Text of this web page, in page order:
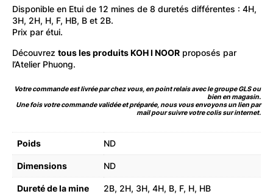
Disponible en Etui de 12 mines de 8 duretés différentes : 4H,
3H, 2H, H, F, HB, B et 2B.
Prix par étui.
Découvrez tous les produits KOH I NOOR proposés par
l’Atelier Phuong.
Votre commande est livrée par chez vous, en point relais avec le groupe GLS ou
bien en magasin.
Une fois votre commande validée et préparée, nous vous envoyons un lien par
mail pour suivre votre colis sur internet.
Poids ND
Dimensions ND
Dureté de la mine 2B, 2H, 3H, 4H, B, F, H, HB